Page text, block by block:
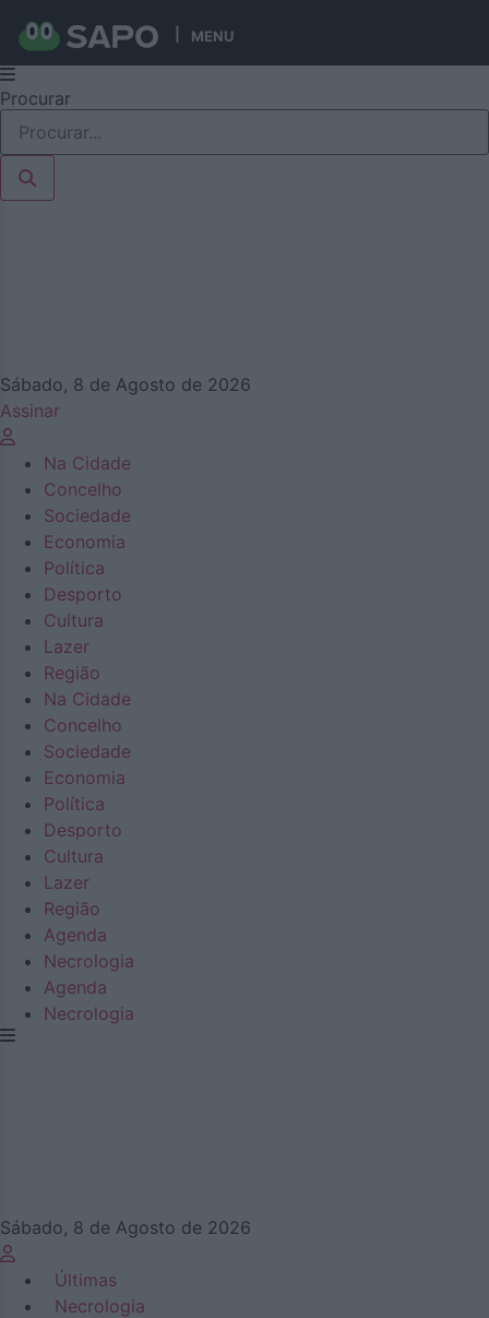
MENU
Pular
para
conteúdo
Procurar
Sábado, 8 de Agosto de 2026
Assinar
Na Cidade
Concelho
Sociedade
Economia
Política
Desporto
Cultura
Lazer
Região
Na Cidade
Concelho
Sociedade
Economia
Política
Desporto
Cultura
Lazer
Região
Agenda
Necrologia
Agenda
Necrologia
Sábado, 8 de Agosto de 2026
Últimas
Necrologia